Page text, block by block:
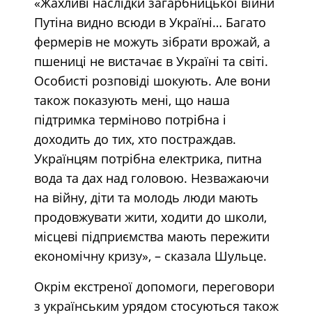
Путіна видно всюди в Україні… Багато
фермерів не можуть зібрати врожай, а
пшениці не вистачає в Україні та світі.
Особисті розповіді шокують. Але вони
також показують мені, що наша
підтримка терміново потрібна і
доходить до тих, хто постраждав.
Українцям потрібна електрика, питна
вода та дах над головою. Незважаючи
на війну, діти та молодь люди мають
продовжувати жити, ходити до школи,
місцеві підприємства мають пережити
економічну кризу», – сказала Шульце.
Окрім екстреної допомоги, переговори
з українським урядом стосуються також